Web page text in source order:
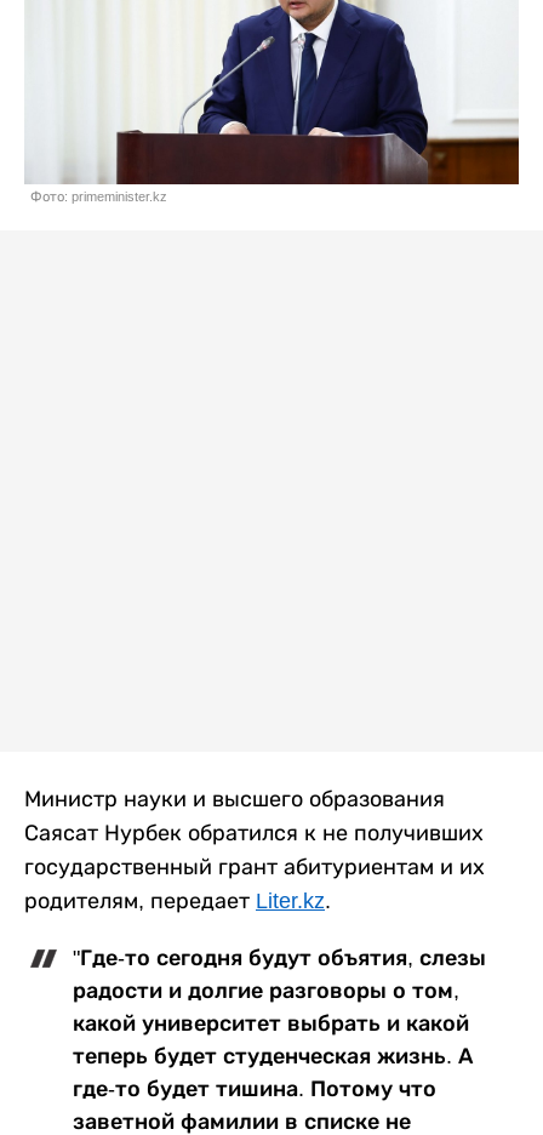
Фото: primeminister.kz
Министр науки и высшего образования
Саясат Нурбек обратился к не получивших
государственный грант абитуриентам и их
родителям, передает Liter.kz.
"Где-то сегодня будут объятия, слезы
радости и долгие разговоры о том,
какой университет выбрать и какой
теперь будет студенческая жизнь. А
где-то будет тишина. Потому что
заветной фамилии в списке не